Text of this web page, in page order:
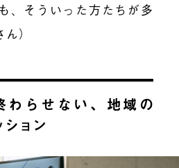
、そういった方たちが多
）
わらせない、地域の
ション